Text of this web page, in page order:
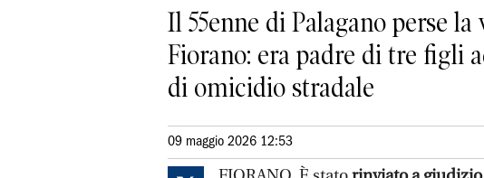
Il 55enne di Palagano perse
Fiorano: era padre di tre figli
di omicidio stradale
09 maggio 2026 12:53